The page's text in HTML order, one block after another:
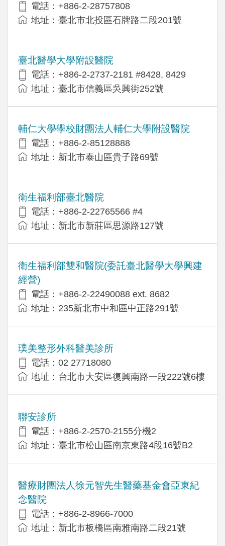
電話：+886-2-28757808
地址：臺北市北投區石牌路二段201號
臺北醫學大學附設醫院
電話：+886-2-2737-2181 #8428, 8429
地址：臺北市信義區吳興街252號
輔仁大學學校財團法人輔仁大學附設醫院
電話：+886-2-85128888
地址：新北市泰山區貴子路69號
衛生福利部臺北醫院
電話：+886-2-22765566 #4
地址：新北市新莊區思源路127號
衛生福利部雙和醫院(委託臺北醫學大學興建
經營)
電話：+​886-2-22490088 ext. 8682
地址：​235新北市中和區中正路291號
璞美整形外科醫美診所
電話：02 27718080
地址：台北市大安區復興南路一段222號6樓
聯安診所
電話：+886-2-2570-2155分機2
地址：臺北市松山區南京東路4段16號B2
醫療財團法人徐元智先生醫藥基金會亞東紀
念醫院
電話：+886-2-8966-7000
地址：新北市板橋區南雅南路二段21號